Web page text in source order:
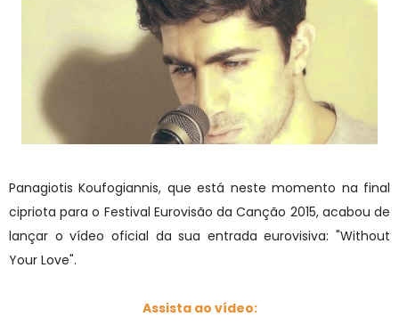
Panagiotis Koufogiannis, que está neste momento na final
cipriota para o Festival Eurovisão da Canção 2015, acabou de
lançar o vídeo oficial da sua entrada eurovisiva: "Without
Your Love".
Assista ao vídeo: